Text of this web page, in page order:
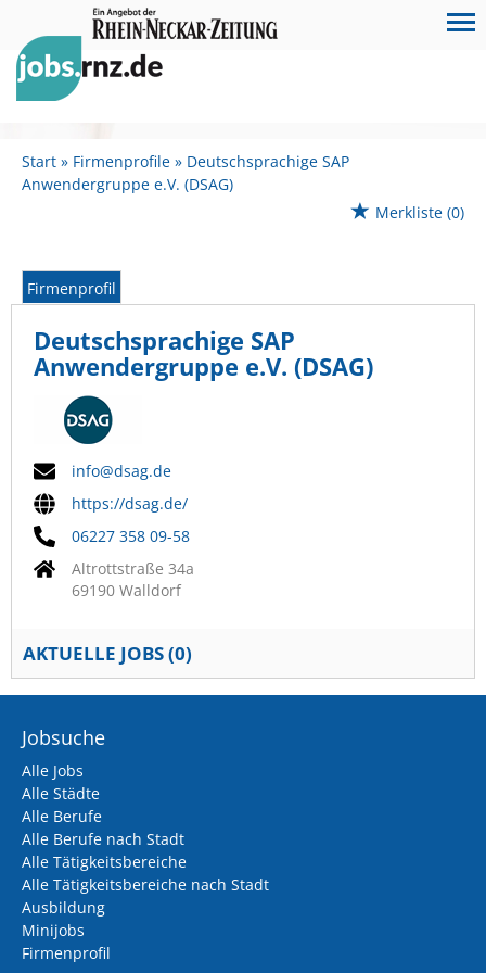
Start Firmenprofile
Deutschsprachige SAP
Anwendergruppe e.V. (DSAG)
Merkliste (0)
Firmenprofil
Deutschsprachige SAP
Anwendergruppe e.V. (DSAG)
info@dsag.de
https://dsag.de/
06227 358 09-58
Altrottstraße 34a
69190 Walldorf
AKTUELLE JOBS (0)
Jobsuche
Alle Jobs
Alle Städte
Alle Berufe
Alle Berufe nach Stadt
Alle Tätigkeitsbereiche
Alle Tätigkeitsbereiche nach Stadt
Ausbildung
Minijobs
Firmenprofil